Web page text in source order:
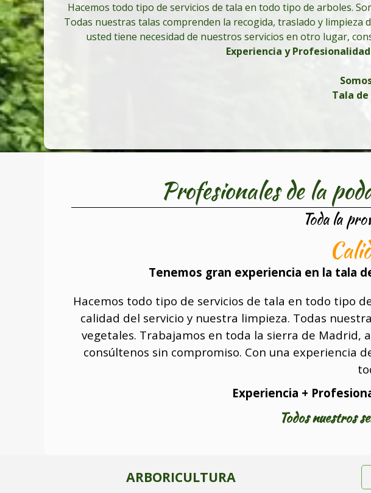
Hacemos todo tipo de servicios de tala en todo tipo de arboles.
Todas nuestras talas comprenden la recogida, traslado y
usted tiene necesidad de nuestros servicios en otro lugar,
Experiencia y
Tala de
Profesionales de la
Toda la
Tenemos gran experiencia en la tala
Hacemos todo tipo de servicios de tala en todo tipo
calidad del servicio y nuestra limpieza. Todas
vegetales. Trabajamos en toda la sierra de Madrid,
consúltenos sin compromiso. Con una experiencia
Experiencia +
Todos nuestros
ARBORICULTURA